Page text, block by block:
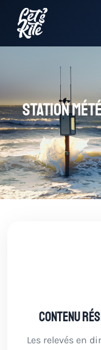
Station
Contenu
Les relevés en